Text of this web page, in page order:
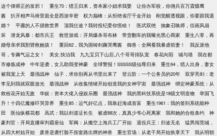
这个律师正的发邪！
重生70：猎王归来，资本家小姐求我娶
让你办军校，你佣兵百万震慑鹰
酱
扒开相声马褂里面全是西游辛密 权力巅峰：从拒绝省厅千金开始
刚觉醒透视眼，你要跟我退
婚？
平庸的人不拯救世界 顶我仕途？我转投纪委你慌啥！ 医武双绝
抽象召唤师，但画风崩
坏
潜龙风暴：都市兵王 救世游戏：开局爆杀哥布林 带货翻车的我曝光黑心商家
重生八零，再
婚母亲求我割肾救她孩！
重回62，我为国铸剑薅哭鹰酱 御兽：全网看我暴虐前妻！
我反派他
哥，专薅气运之女！
美女,快治我 九九宝贝下山后,八个哥哥排队宠 春花向阳 城与墙
我在都
市修炼成神
中年逆袭，女儿助我变神豪 全球警报！SSSSS级仙尊归来
重生64，猎人出身，妻女
被我宠上天
最强战神 仙子，求你别再从书里出来了 登云阶：一个公务员的20年
双穿亮剑：老
李见到我就双眼放光
最强战神 从收集情绪开始创造我的女神宇宙 最强战神
绑定神豪系统：从
救校花开始无敌
华娱：资本大佬入侵娱乐圈 最强战神 我的黑科技系统是18级文明造物
举国飞
升！十四亿魔修吓哭异界
重生85：运气好亿点，我靠赶海成首富
重生1961：我的签到系统能种
田
医仙纵横花都 高武：我以剑道证长生 被虐88次，真真少爷心死离家 我和她的合租条约
神
豪判官：开局直播审判霸座仙
军阀：从搬空上海兵工厂开始 退役兵王：归途无名
猛男闯莞城，
从四大村姑开始
废兽逆袭打脸不按套路出牌的神兽 重生官场：从老干局开始执掌天下
我从明朝